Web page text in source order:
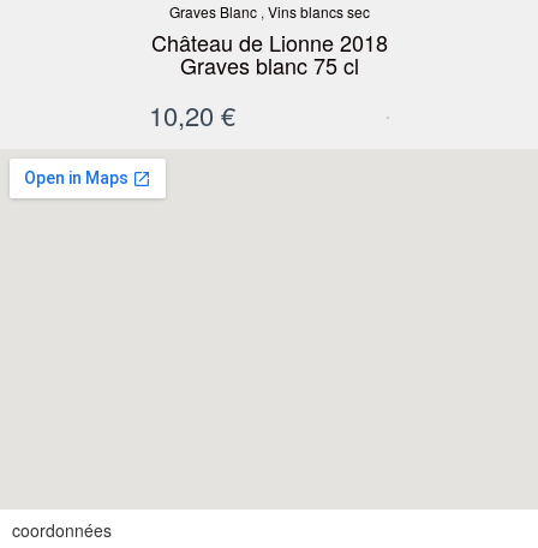
Graves Blanc, Vins blancs sec
Château de Lionne 2018
Graves blanc 75 cl
10,20 €
coordonnées